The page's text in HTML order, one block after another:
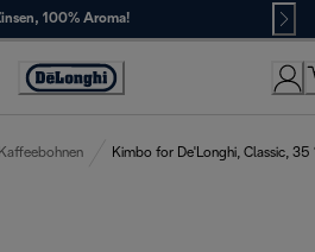
100% Aroma!
Erklärung
Zugänglichkeit
Kaffeebohnen Kimbo for De'Longhi, Classic,